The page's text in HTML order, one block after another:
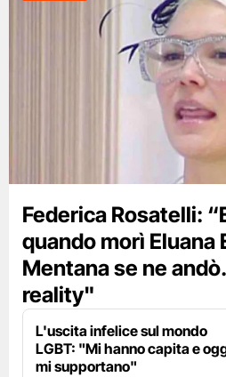
Federica Rosatelli:
quando morì Eluana
Mentana se ne
reality"
L'uscita infelice sul mondo
LGBT: "Mi hanno capita e
mi supportano"